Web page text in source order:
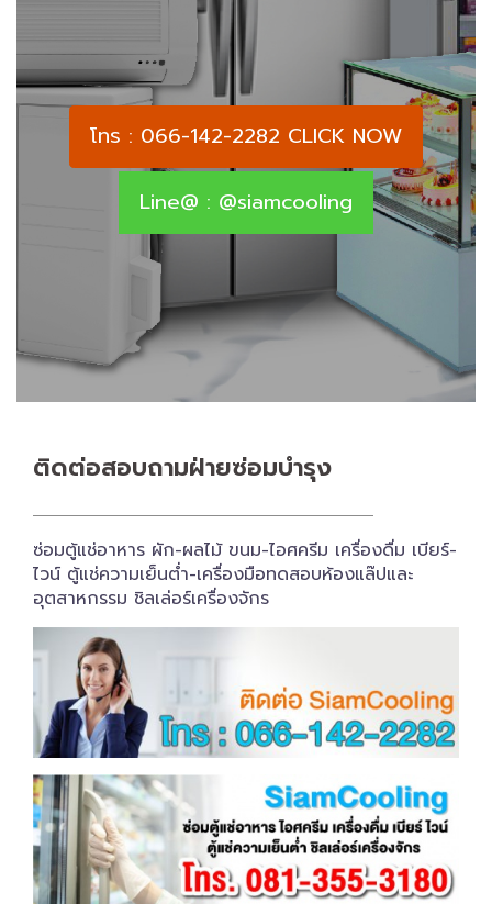
โทร : 066-142-2282 CLICK NOW
Line@ : @siamcooling
ติดต่อสอบถาม​ฝ่ายซ่อมบำรุง
ซ่อมตู้แช่อาหาร ผัก-ผลไม้ ขนม-ไอศครีม เครื่องดื่ม เบียร์-
ไวน์ ตู้แช่ความเย็นต่ำ-เครื่องมือทดสอบห้องแล๊ปและ
อุตสาหกรรม ชิลเล่อร์เครื่อง​จักร